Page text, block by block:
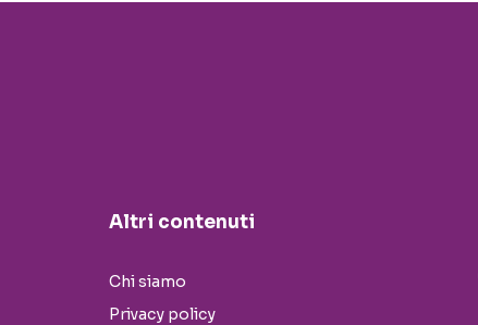
Altri contenuti
Chi siamo
Privacy policy